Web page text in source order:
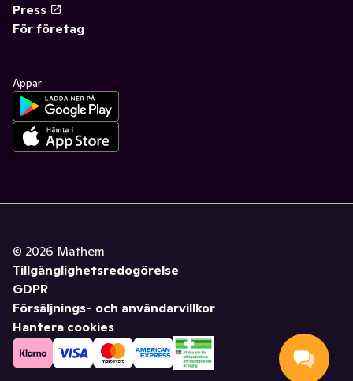
Press
För företag
Appar
© 2026 Mathem
Tillgänglighetsredogörelse
GDPR
Försäljnings- och användarvillkor
Hantera cookies